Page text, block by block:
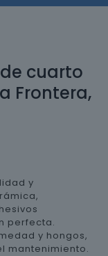
cuarto
Frontera,
y
perfecta.
y hongos,
mantenimiento.